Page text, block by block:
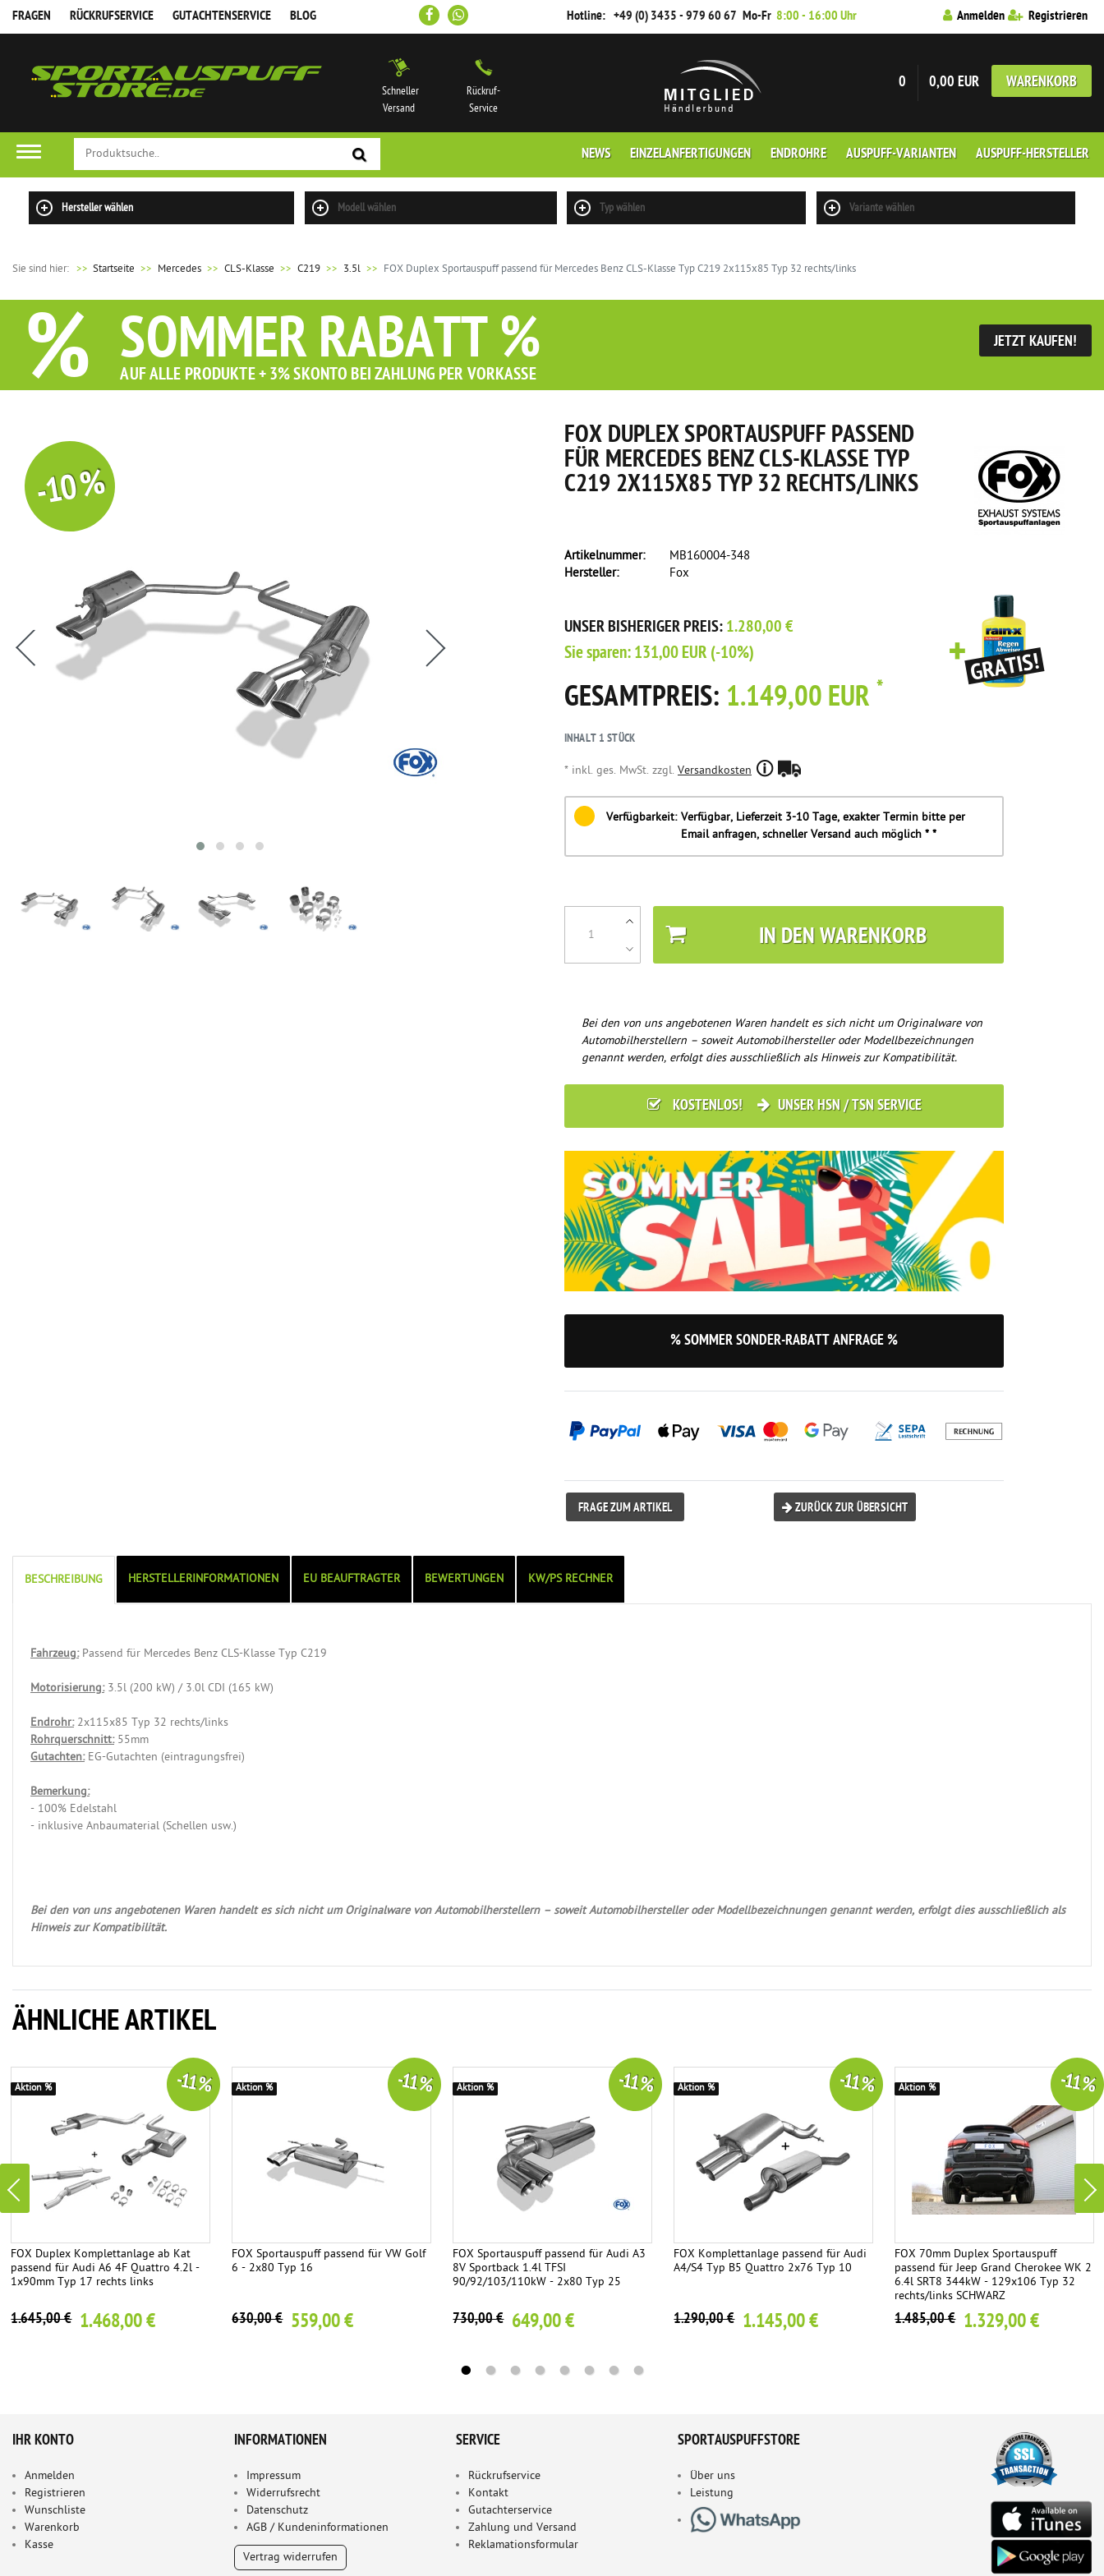
FRAGEN RÜCKRUFSERVICE GUTACHTENSERVICE BLOG Hotline: +49 (0) 3435 - 979 60 67 Mo-Fr 8:00 - 16:00 Uhr Anmelden Registrieren
0 0,00 EUR WARENKORB
Schneller
Versand
Rückruf-
Service
NEWS EINZELANFERTIGUNGEN ENDROHRE AUSPUFF-VARIANTEN AUSPUFF-HERSTELLER
Hersteller wählen Modell wählen Typ wählen Variante wählen
Sie sind hier: >> Startseite Mercedes CLS-Klasse C219 3.5l FOX Duplex Sportauspuff passend für Mercedes Benz CLS-Klasse Typ C219 2x115x85 Typ 32 rechts/links
% SOMMER RABATT %
AUF ALLE PRODUKTE + 3% SKONTO BEI ZAHLUNG PER VORKASSE
JETZT KAUFEN!
-10 %
FOX DUPLEX SPORTAUSPUFF PASSEND
FÜR MERCEDES BENZ CLS-KLASSE TYP
C219 2X115X85 TYP 32 RECHTS/LINKS
Artikelnummer:
MB160004-348
Hersteller:
Fox
UNSER BISHERIGER PREIS:1.280,00 €
Sie sparen:131,00 EUR(-10%)
GESAMTPREIS: 1.149,00 EUR *
INHALT 1STÜCK
* inkl. ges. MwSt. zzgl. Versandkosten
Sie erhalten Sie beim Kauf diesen Artikel Gratis eine Flasche Rain-X Regenabweiser!
Verfügbarkeit: Verfügbar, Lieferzeit 3-10 Tage, exakter Termin bitte per
Email anfragen, schneller Versand auch möglich * *
IN DEN WARENKORB
Bei den von uns angebotenen Waren handelt es sich nicht um Originalware von
Automobilherstellern – soweit Automobilhersteller oder Modellbezeichnungen
genannt werden, erfolgt dies ausschließlich als Hinweis zur Kompatibilität.
KOSTENLOS! UNSER HSN / TSN SERVICE
% SOMMER SONDER-RABATT ANFRAGE %
FRAGE ZUM ARTIKEL ZURÜCK ZUR ÜBERSICHT
BESCHREIBUNG HERSTELLERINFORMATIONEN EU BEAUFTRAGTER BEWERTUNGEN KW/PS RECHNER
Fahrzeug:Passend für Mercedes Benz CLS-Klasse Typ C219
Motorisierung:3.5l (200 kW) / 3.0l CDI (165 kW)
Endrohr:2x115x85 Typ 32 rechts/links
Rohrquerschnitt:55mm
Gutachten:EG-Gutachten (eintragungsfrei)
Bemerkung:
- 100% Edelstahl
- inklusive Anbaumaterial (Schellen usw.)
Bei den von uns angebotenen Waren handelt es sich nicht um Originalware von Automobilherstellern – soweit Automobilhersteller oder Modellbezeichnungen genannt werden, erfolgt dies ausschließlich als
Hinweis zur Kompatibilität.
ÄHNLICHE ARTIKEL
FOX Duplex Komplettanlage ab Kat
passend für Audi A6 4F Quattro 4.2l -
1x90mm Typ 17 rechts links
1.645,00 € 1.468,00 €
-11 %
Aktion %
FOX Sportauspuff passend für VW Golf
6 - 2x80 Typ 16
630,00 € 559,00 €
-11 %
Aktion %
FOX Sportauspuff passend für Audi A3
8V Sportback 1.4l TFSI
90/92/103/110kW - 2x80 Typ 25
730,00 € 649,00 €
-11 %
Aktion %
FOX Komplettanlage passend für Audi
A4/S4 Typ B5 Quattro 2x76 Typ 10
1.290,00 € 1.145,00 €
-11 %
Aktion %
FOX 70mm Duplex Sportauspuff
passend für Jeep Grand Cherokee WK 2
6.4l SRT8 344kW - 129x106 Typ 32
rechts/links SCHWARZ
1.485,00 € 1.329,00 €
-11 %
Aktion %
IHR KONTO
Anmelden
Registrieren
Wunschliste
Warenkorb
Kasse
INFORMATIONEN
Impressum
Widerrufsrecht
Datenschutz
AGB / Kundeninformationen
Vertrag widerrufen
SERVICE
Rückrufservice
Kontakt
Gutachterservice
Zahlung und Versand
Reklamationsformular
SPORTAUSPUFFSTORE
Über uns
Leistung